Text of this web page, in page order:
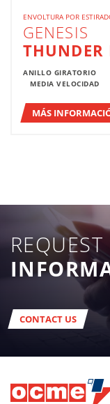
ENVOLTURA POR
GENESIS
THUNDER
ANILLO GIRATORIO
MEDIA VELOCIDAD
MÁS
REQUEST
CONTACT US